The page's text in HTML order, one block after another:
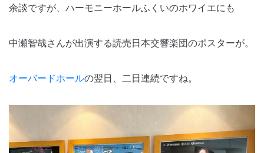
余談ですが、ハーモニーホールふくいのホワイエにも
中瀬智哉さんが出演する読売日本交響楽団のポスターが。
オーバードホールの翌日、二日連続ですね。